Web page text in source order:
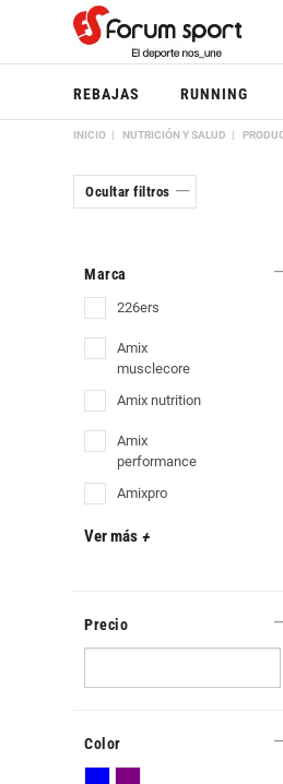
REBAJAS RUNNING
INICIO NUTRICIÓN Y SALUD
Ocultar filtros
Marca
226ers
amix
musclecore
amix nutrition
amix
performance
amixpro
Ver más +
Precio
Color